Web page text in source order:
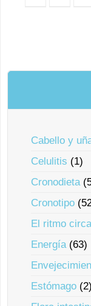
Cabello y
Celulitis (1)
Cronodieta
Cronotipo
El ritmo
Energía(63)
Estómago (2)